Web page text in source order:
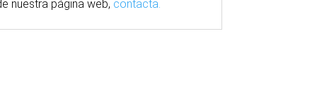
nuestra página web, contacta.